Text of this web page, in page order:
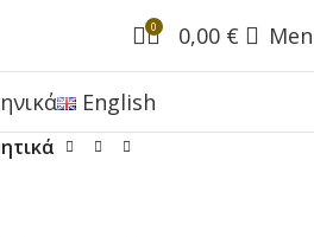
0 0,00 €
English